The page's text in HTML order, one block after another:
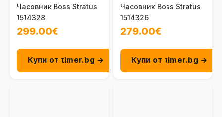
Часовник Boss Stratus
1514328
299.00€
Купи от timer.bg →
Часовник Boss Stratus
1514326
279.00€
Купи от timer.bg →